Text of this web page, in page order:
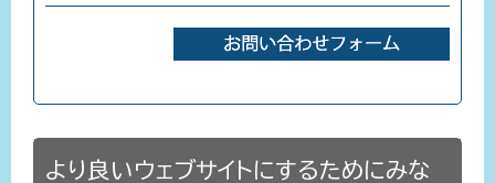
より良いウェブサイトにするためにみな